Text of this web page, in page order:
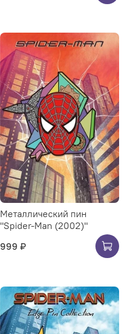
Металлический пин
"Spider-Man (2002)"
999 ₽